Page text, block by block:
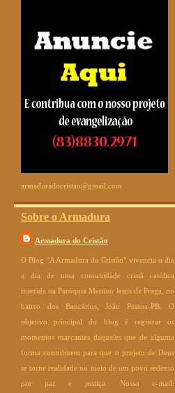
armaduradocristao@gmail.com
Sobre o Armadura
Armadura do Cristão
O Blog "A Armadura do Cristão" vivencia o dia
a dia de uma comunidade cristã católica
inserida na Paróquia Menino Jesus de Praga, no
bairro dos Bancários, João Pessoa-PB. O
objetivo principal do blog é registrar os
momentos marcantes daqueles que de alguma
forma contribuem para que o projeto de Deus
se torne realidade no meio de um povo sedento
por paz e justiça. Nosso e-mail: